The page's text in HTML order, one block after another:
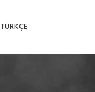
TÜRKÇE